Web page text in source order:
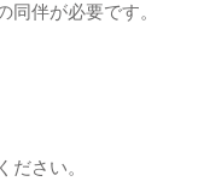
伴が必要です。
さい。